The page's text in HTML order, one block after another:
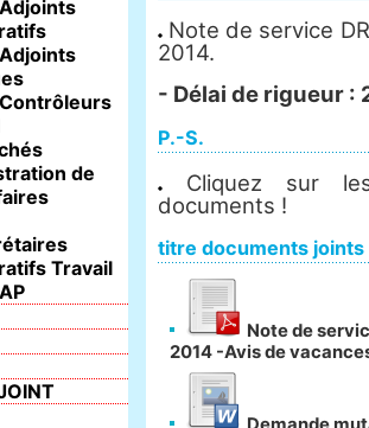
Note de service
2014.
- Délai de rigueur :
P.-S.
Cliquez sur
documents !
titre documents joints
Note de
2014 -Avis de
de
Travail